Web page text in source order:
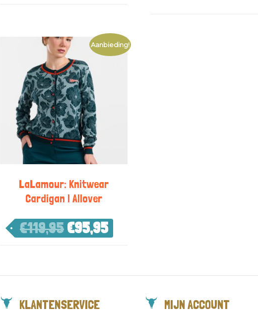
Aanbieding!
LaLamour: Knitwear
Cardigan | Allover
€119,95 €95,95
KLANTENSERVICE MIJN ACCOUNT